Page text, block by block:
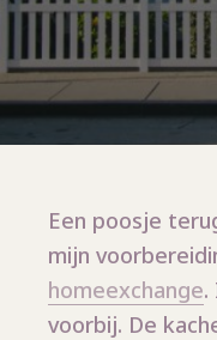
Een poosje
mijn
homeexchange.
voorbij. De